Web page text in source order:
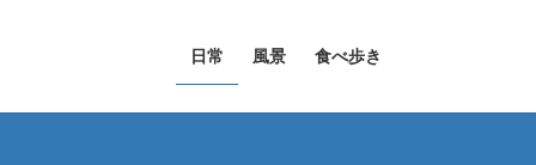
日常 風景 食べ歩き